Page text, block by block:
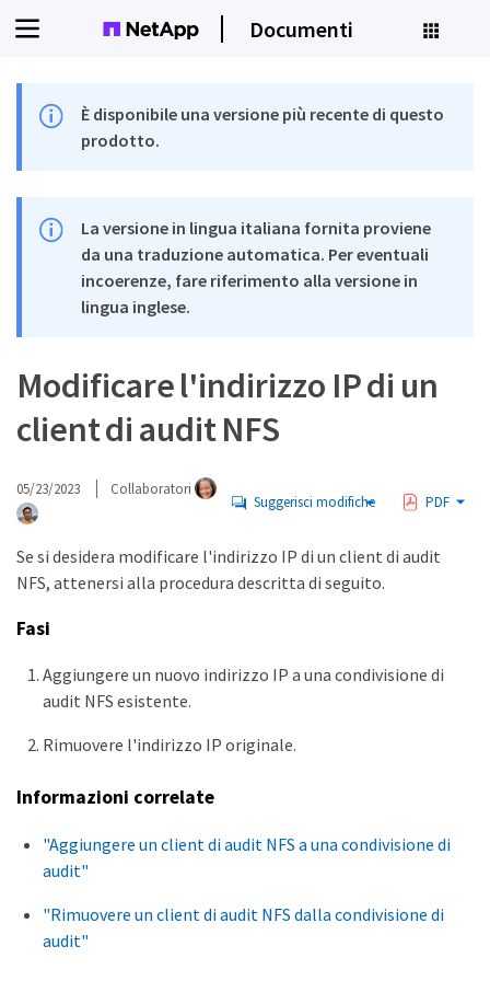
Documenti
È disponibile una versione più recente di questo
prodotto.
La versione in lingua italiana fornita proviene
da una traduzione automatica. Per eventuali
incoerenze, fare riferimento alla versione in
lingua inglese.
Modificare l'indirizzo IP di un
client di audit NFS
05/23/2023 Collaboratori
Suggerisci modifiche PDF
Se si desidera modificare l'indirizzo IP di un client di audit
NFS, attenersi alla procedura descritta di seguito.
Fasi
Aggiungere un nuovo indirizzo IP a una condivisione di
audit NFS esistente.
Rimuovere l'indirizzo IP originale.
Informazioni correlate
"Aggiungere un client di audit NFS a una condivisione di
audit"
"Rimuovere un client di audit NFS dalla condivisione di
audit"